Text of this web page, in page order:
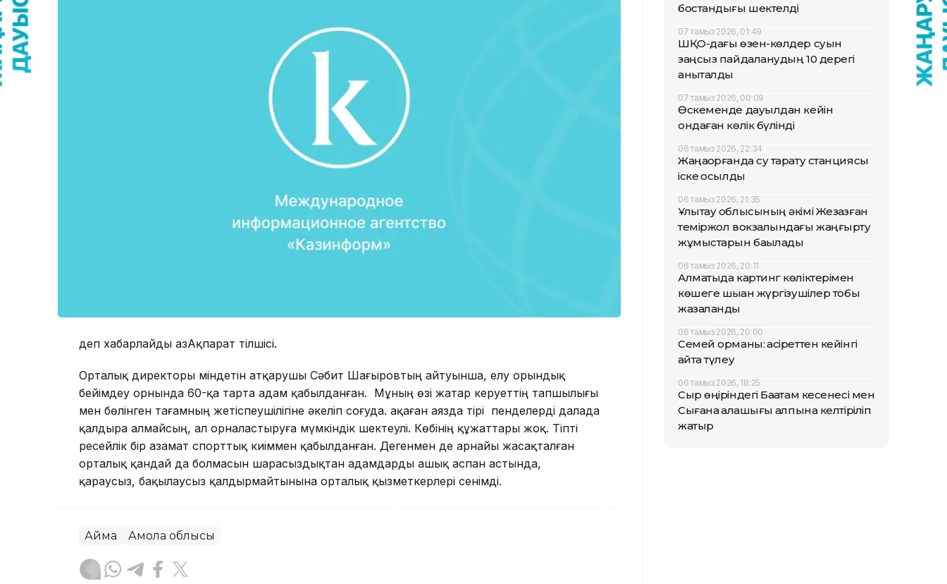
деп хабарлайды ҚазАқпарат тілшісі.
Орталық директоры міндетін атқарушы Сәбит Шағыровтың айтуынша, елу орындық
бейімдеу орнында 60-қа тарта адам қабылданған. Мұның өзі жатар керуеттің тапшылығы
мен бөлінген тағамның жетіспеушілігіне әкеліп соғуда. Қақаған аязда тірі пенделерді далада
қалдыра алмайсың, ал орналастыруға мүмкіндік шектеулі. Көбінің құжаттары жоқ. Тіпті
ресейлік бір азамат спорттық киіммен қабылданған. Дегенмен де арнайы жасақталған
орталық қандай да болмасын шарасыздықтан адамдарды ашық аспан астында,
қараусыз, бақылаусыз қалдырмайтынына орталық қызметкерлері сенімді.
Аймақ Ақмола облысы
бостандығы шектелді
07 тамыз 2026, 01:49
ШҚО-дағы өзен-көлдер суын
заңсыз пайдаланудың 10 дерегі
анықталды
07 тамыз 2026, 00:09
Өскеменде дауылдан кейін
ондаған көлік бүлінді
06 тамыз 2026, 22:34
Жаңақорғанда су тарату станциясы
іске қосылды
06 тамыз 2026, 21:35
Ұлытау облысының әкімі Жезқазған
теміржол вокзалындағы жаңғырту
жұмыстарын бақылады
06 тамыз 2026, 20:11
Алматыда картинг көліктерімен
көшеге шыққан жүргізушілер тобы
жазаланды
06 тамыз 2026, 20:00
Семей орманы: қасіреттен кейінгі
қайта түлеу
06 тамыз 2026, 18:25
Сыр өңіріндегі Бақатам кесенесі мен
Сығанақ қалашығы қалпына келтіріліп
жатыр